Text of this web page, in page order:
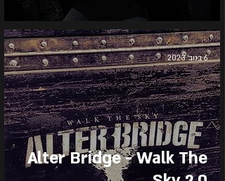
Alter Bridge - Walk The
6 בנוב׳ 2023